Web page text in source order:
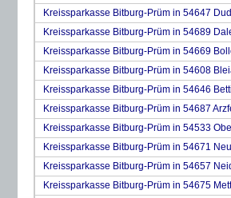
Kreissparkasse Bitburg-Prüm in 54647
Kreissparkasse Bitburg-Prüm in 54689
Kreissparkasse Bitburg-Prüm in 54669
Kreissparkasse Bitburg-Prüm in 54608
Kreissparkasse Bitburg-Prüm in 54646
Kreissparkasse Bitburg-Prüm in 54687
Kreissparkasse Bitburg-Prüm in 54533
Kreissparkasse Bitburg-Prüm in 54671
Kreissparkasse Bitburg-Prüm in 54657
Kreissparkasse Bitburg-Prüm in 54675